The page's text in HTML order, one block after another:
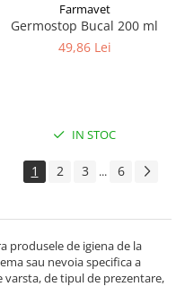
Farmavet
Germostop Bucal 200 ml
49,86 Lei
IN STOC
1 2 3 ... 6
produsele de igiena de la
sau nevoia specifica a
varsta, de tipul de prezentare,